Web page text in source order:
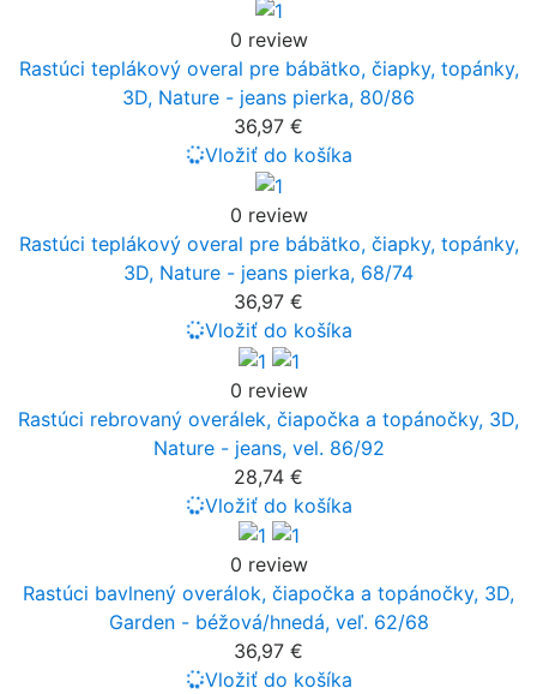
0 review
Rastúci teplákový overal pre bábätko, čiapky, topánky,
3D, Nature - jeans pierka, 80/86
36,97 €
Vložiť do košíka
0 review
Rastúci teplákový overal pre bábätko, čiapky, topánky,
3D, Nature - jeans pierka, 68/74
36,97 €
Vložiť do košíka
0 review
Rastúci rebrovaný overálek, čiapočka a topánočky, 3D,
Nature - jeans, vel. 86/92
28,74 €
Vložiť do košíka
0 review
Rastúci bavlnený overálok, čiapočka a topánočky, 3D,
Garden - béžová/hnedá, veľ. 62/68
36,97 €
Vložiť do košíka